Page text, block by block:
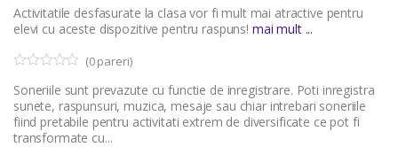
Activitatile desfasurate la clasa vor fi mult mai atractive pentru
elevi cu aceste dispozitive pentru raspuns! mai mult ...
o
u
t
o
f
(0pareri)
Soneriile sunt prevazute cu functie de inregistrare. Poti inregistra
sunete, raspunsuri, muzica, mesaje sau chiar intrebari soneriile
fiind pretabile pentru activitati extrem de diversificate ce pot fi
transformate cu...